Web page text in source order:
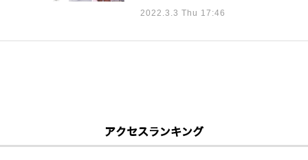
2022.3.3 Thu 17:46
アクセスランキング